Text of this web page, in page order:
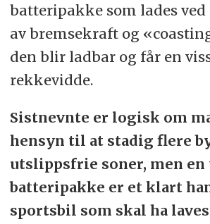
batteripakke som lades
av bremsekraft og
den blir ladbar og får en
rekkevidde.
Sistnevnte er logisk om
hensyn til at stadig flere
utslippsfrie soner, men en
batteripakke er et klart
sportsbil som skal ha